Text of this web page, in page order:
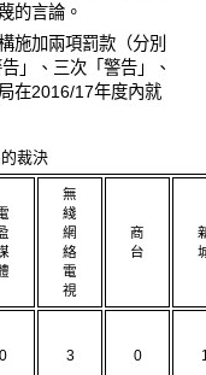
的言論。
施加兩項罰款（分別
」、三次「警告」、
在2016/17年度內就
裁決
無
綫
網
絡
電
視
商
台
0 3 0